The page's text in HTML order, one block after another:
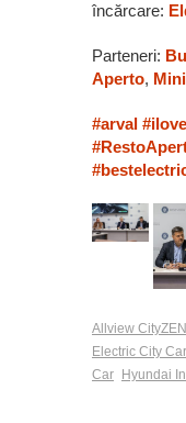
încărcare:
Parteneri:
Aperto,
#arval
Allview CityZEN
Electric City
Car
Hyundai